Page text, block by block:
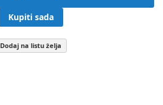
Kupiti sada
Dodaj na listu želja